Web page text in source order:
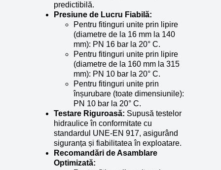
predictibilă.
Presiune de Lucru Fiabilă:
Pentru fitinguri unite prin lipire
(diametre de la 16 mm la 140
mm): PN 16 bar la 20° C.
Pentru fitinguri unite prin lipire
(diametre de la 160 mm la 315
mm): PN 10 bar la 20° C.
Pentru fitinguri unite prin
înșurubare (toate dimensiunile):
PN 10 bar la 20° C.
Testare Riguroasă: Supusă testelor
hidraulice în conformitate cu
standardul UNE-EN 917, asigurând
siguranța și fiabilitatea în exploatare.
Recomandări de Asamblare
Optimizată: